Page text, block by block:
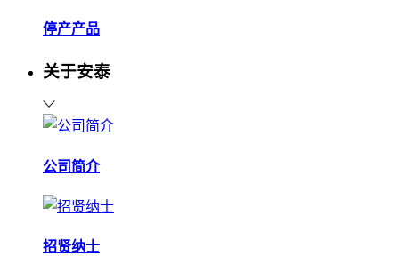
停产产品
关于安泰
公司简介
招贤纳士